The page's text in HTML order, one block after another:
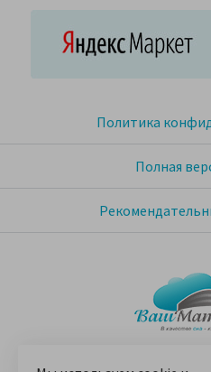
© 2005-2026
Политика
Полная